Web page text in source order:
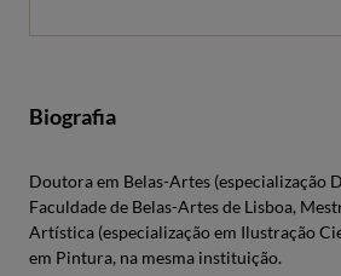
Biografia
Doutora em Belas-Artes (especialização
Faculdade de Belas-Artes de Lisboa,
Artística (especialização em Ilustração
em Pintura, na mesma instituição.